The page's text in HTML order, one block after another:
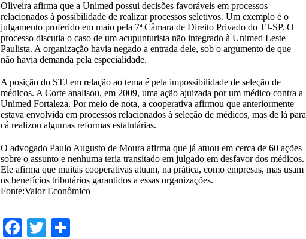
Oliveira afirma que a Unimed possui decisões favoráveis em processos
relacionados à possibilidade de realizar processos seletivos. Um exemplo é o
julgamento proferido em maio pela 7ª Câmara de Direito Privado do TJ-SP. O
processo discutia o caso de um acupunturista não integrado à Unimed Leste
Paulista. A organização havia negado a entrada dele, sob o argumento de que
não havia demanda pela especialidade.
A posição do STJ em relação ao tema é pela impossibilidade de seleção de
médicos. A Corte analisou, em 2009, uma ação ajuizada por um médico contra a
Unimed Fortaleza. Por meio de nota, a cooperativa afirmou que anteriormente
estava envolvida em processos relacionados à seleção de médicos, mas de lá para
cá realizou algumas reformas estatutárias.
O advogado Paulo Augusto de Moura afirma que já atuou em cerca de 60 ações
sobre o assunto e nenhuma teria transitado em julgado em desfavor dos médicos.
Ele afirma que muitas cooperativas atuam, na prática, como empresas, mas usam
os benefícios tributários garantidos a essas organizações.
Fonte:Valor Econômico
Facebook
Twitter